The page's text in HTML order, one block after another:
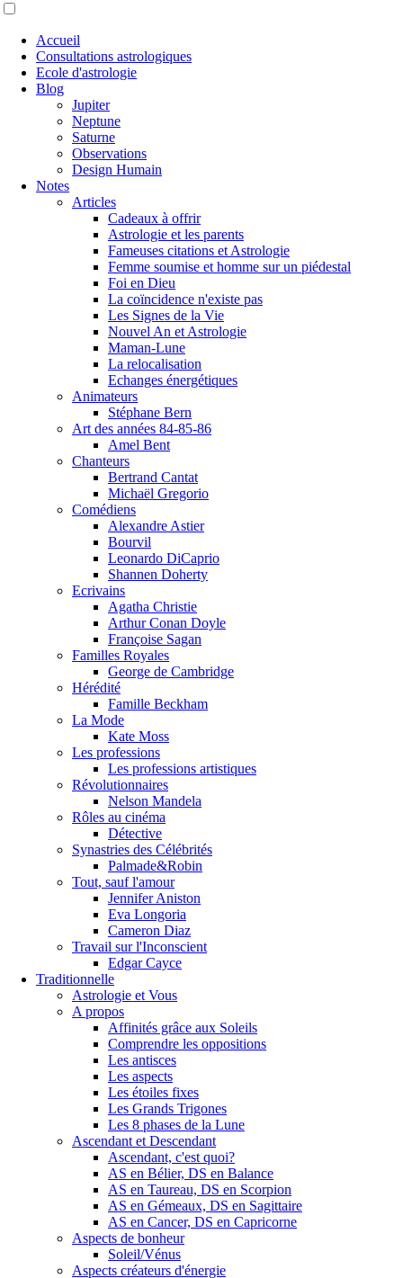
Accueil
Consultations astrologiques
Ecole d'astrologie
Blog
Jupiter
Neptune
Saturne
Observations
Design Humain
Notes
Articles
Cadeaux à offrir
Astrologie et les parents
Fameuses citations et Astrologie
Femme soumise et homme sur un piédestal
Foi en Dieu
La coïncidence n'existe pas
Les Signes de la Vie
Nouvel An et Astrologie
Maman-Lune
La relocalisation
Echanges énergétiques
Animateurs
Stéphane Bern
Art des années 84-85-86
Amel Bent
Chanteurs
Bertrand Cantat
Michaël Gregorio
Comédiens
Alexandre Astier
Bourvil
Leonardo DiCaprio
Shannen Doherty
Ecrivains
Agatha Christie
Arthur Conan Doyle
Françoise Sagan
Familles Royales
George de Cambridge
Hérédité
Famille Beckham
La Mode
Kate Moss
Les professions
Les professions artistiques
Révolutionnaires
Nelson Mandela
Rôles au cinéma
Détective
Synastries des Célébrités
Palmade&Robin
Tout, sauf l'amour
Jennifer Aniston
Eva Longoria
Cameron Diaz
Travail sur l'Inconscient
Edgar Cayce
Traditionnelle
Astrologie et Vous
A propos
Affinités grâce aux Soleils
Comprendre les oppositions
Les antisces
Les aspects
Les étoiles fixes
Les Grands Trigones
Les 8 phases de la Lune
Ascendant et Descendant
Ascendant, c'est quoi?
AS en Bélier, DS en Balance
AS en Taureau, DS en Scorpion
AS en Gémeaux, DS en Sagittaire
AS en Cancer, DS en Capricorne
Aspects de bonheur
Soleil/Vénus
Aspects créateurs d'énergie